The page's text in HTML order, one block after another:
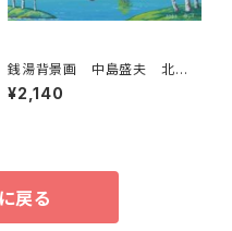
銭湯背景画 中島盛夫 北海
道駒ケ岳
¥2,140
戻る